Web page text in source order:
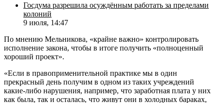
Госдума разрешила осуждённым работать за пределами
колоний
9 июля, 14:47
По мнению Мельникова, «крайне важно» контролировать
исполнение закона, чтобы в итоге получить «полноценный
хороший проект».
«Если в правоприменительной практике мы в один
прекрасный день получим в одном из таких учреждений
какие-либо нарушения, например, что заработная плата у них
как была, так и осталась, что живут они в холодных бараках,